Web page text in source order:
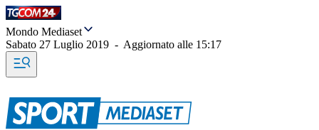
Mondo Mediaset
Sabato 27 Luglio 2019 - Aggiornato alle 15:17